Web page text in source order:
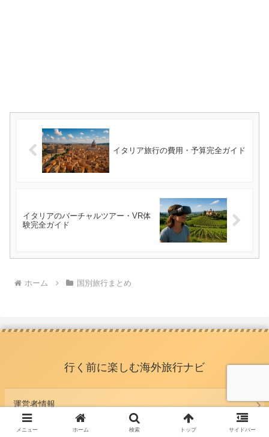
イタリア旅行の費用・予算完全ガイド
イタリアのバーチャルツアー・VR体
験完全ガイド
ホーム 国別旅行まとめ
行く前に楽しむ海外旅行ナビ
運営者情報
メニュー ホーム 検索 トップ サイドバー